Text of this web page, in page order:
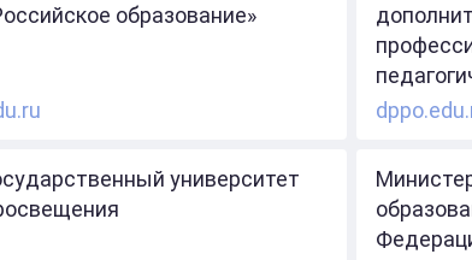
образование»
университет